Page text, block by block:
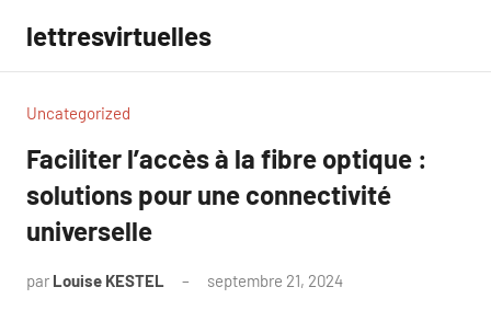
contenu
lettresvirtuelles
Uncategorized
Faciliter l’accès à la fibre optique :
solutions pour une connectivité
universelle
par Louise KESTEL septembre 21, 2024